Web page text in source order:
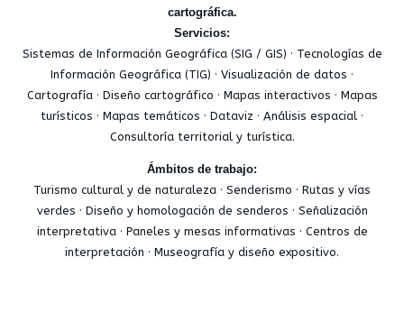
cartográfica.
Servicios:
Sistemas de Información Geográfica (SIG / GIS) · Tecnologías de
Información Geográfica (TIG) · Visualización de datos ·
Cartografía · Diseño cartográfico · Mapas interactivos · Mapas
turísticos · Mapas temáticos · Dataviz · Análisis espacial ·
Consultoría territorial y turística.
Ámbitos de trabajo:
Turismo cultural y de naturaleza · Senderismo · Rutas y vías
verdes · Diseño y homologación de senderos · Señalización
interpretativa · Paneles y mesas informativas · Centros de
interpretación · Museografía y diseño expositivo.